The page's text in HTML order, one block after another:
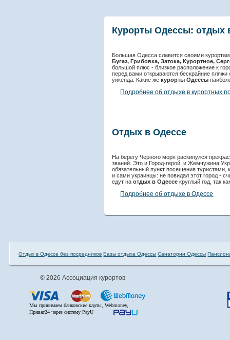
Курорты Одессы: отдых
Большая Одесса славится своими
Бугаз, Грибовка, Затока, Курортное,
большой плюс - близкое расположение к
перед вами открываются бескрайние
уикенда. Какие жекурорты Одессы
Подробнее об отдыхе в курортных
Отдых в Одессе
На берегу Черного моря раскинулся
званий. Это и Город-герой, и Жемчужина
обязательный пункт посещения
и сами украинцы: не повидал этот город -
едут наотдых в Одессе круглый год, так
Подробнее об отдыхе в Одессе
Отдых в Одессе без посредников Базы отдыха Одессы Санатории Одессы
© 2026 Ассоциация курортов
Мы принимаем банковские карты, Webmoney,
Приват24 через систему PayU